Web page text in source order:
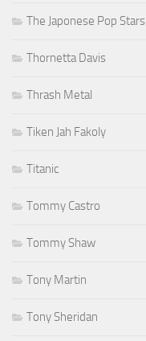
The Japonese Pop Stars
Thornetta Davis
Thrash Metal
Tiken Jah Fakoly
Titanic
Tommy Castro
Tommy Shaw
Tony Martin
Tony Sheridan